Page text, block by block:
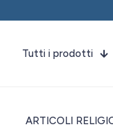
Tutti i prodotti
ARTICOLI